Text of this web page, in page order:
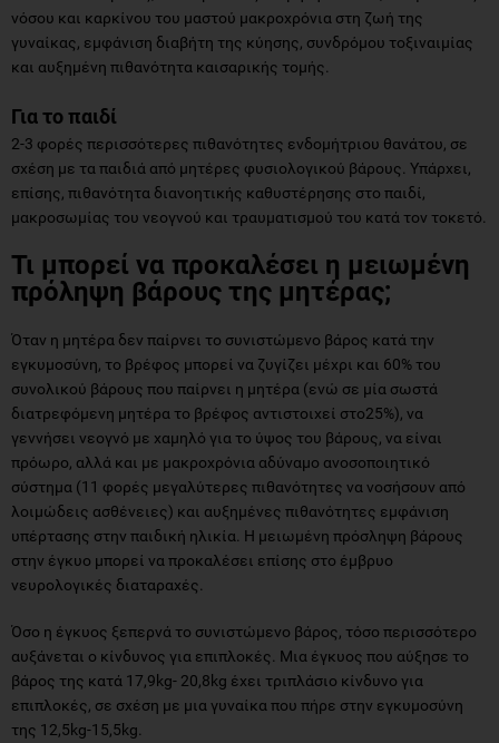
νόσου και καρκίνου του μαστού μακροχρόνια στη ζωή της
γυναίκας, εμφάνιση διαβήτη της κύησης, συνδρόμου τοξιναιμίας
και αυξημένη πιθανότητα καισαρικής τομής.
Για το παιδί
2-3 φορές περισσότερες πιθανότητες ενδομήτριου θανάτου, σε
σχέση με τα παιδιά από μητέρες φυσιολογικού βάρους. Υπάρχει,
επίσης, πιθανότητα διανοητικής καθυστέρησης στο παιδί,
μακροσωμίας του νεογνού και τραυματισμού του κατά τον τοκετό.
Τι μπορεί να προκαλέσει η μειωμένη
πρόληψη βάρους της μητέρας;
Όταν η μητέρα δεν παίρνει το συνιστώμενο βάρος κατά την
εγκυμοσύνη, το βρέφος μπορεί να ζυγίζει μέχρι και 60% του
συνολικού βάρους που παίρνει η μητέρα (ενώ σε μία σωστά
διατρεφόμενη μητέρα το βρέφος αντιστοιχεί στο25%), να
γεννήσει νεογνό με χαμηλό για το ύψος του βάρους, να είναι
πρόωρο, αλλά και με μακροχρόνια αδύναμο ανοσοποιητικό
σύστημα (11 φορές μεγαλύτερες πιθανότητες να νοσήσουν από
λοιμώδεις ασθένειες) και αυξημένες πιθανότητες εμφάνιση
υπέρτασης στην παιδική ηλικία. Η μειωμένη πρόσληψη βάρους
στην έγκυο μπορεί να προκαλέσει επίσης στο έμβρυο
νευρολογικές διαταραχές.
Όσο η έγκυος ξεπερνά το συνιστώμενο βάρος, τόσο περισσότερο
αυξάνεται ο κίνδυνος για επιπλοκές. Μια έγκυος που αύξησε το
βάρος της κατά 17,9kg- 20,8kg έχει τριπλάσιο κίνδυνο για
επιπλοκές, σε σχέση με μια γυναίκα που πήρε στην εγκυμοσύνη
της 12,5kg-15,5kg.